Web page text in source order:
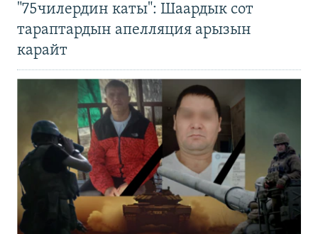
"75чилердин каты": Шаардык сот
тараптардын апелляция арызын
карайт